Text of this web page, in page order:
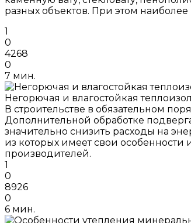
разных объектов. При этом
1
0
4268
0
7 мин.
Негорючая и влагостойкая
В строительстве в обязательном
Дополнительной обработке
значительно снизить расходы на
из которых имеет свои
производителей.
1
0
8926
0
6 мин.